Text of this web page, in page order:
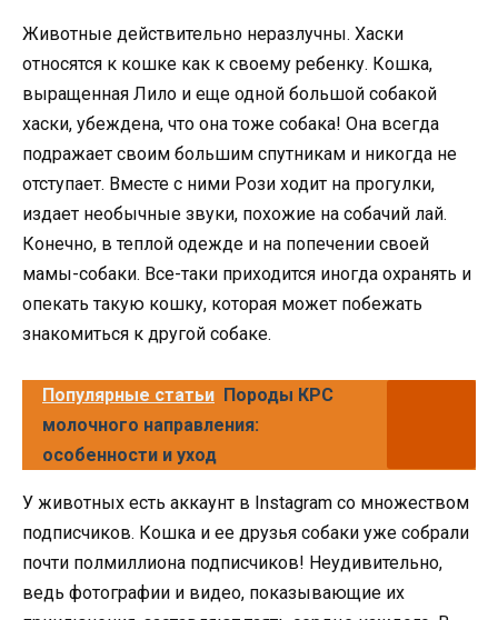
Животные действительно неразлучны. Хаски
относятся к кошке как к своему ребенку. Кошка,
выращенная Лило и еще одной большой собакой
хаски, убеждена, что она тоже собака! Она всегда
подражает своим большим спутникам и никогда не
отступает. Вместе с ними Рози ходит на прогулки,
издает необычные звуки, похожие на собачий лай.
Конечно, в теплой одежде и на попечении своей
мамы-собаки. Все-таки приходится иногда охранять и
опекать такую кошку, которая может побежать
знакомиться к другой собаке.
Популярные статьи Породы КРС
молочного направления:
особенности и уход
У животных есть аккаунт в Instagram со множеством
подписчиков. Кошка и ее друзья собаки уже собрали
почти полмиллиона подписчиков! Неудивительно,
ведь фотографии и видео, показывающие их